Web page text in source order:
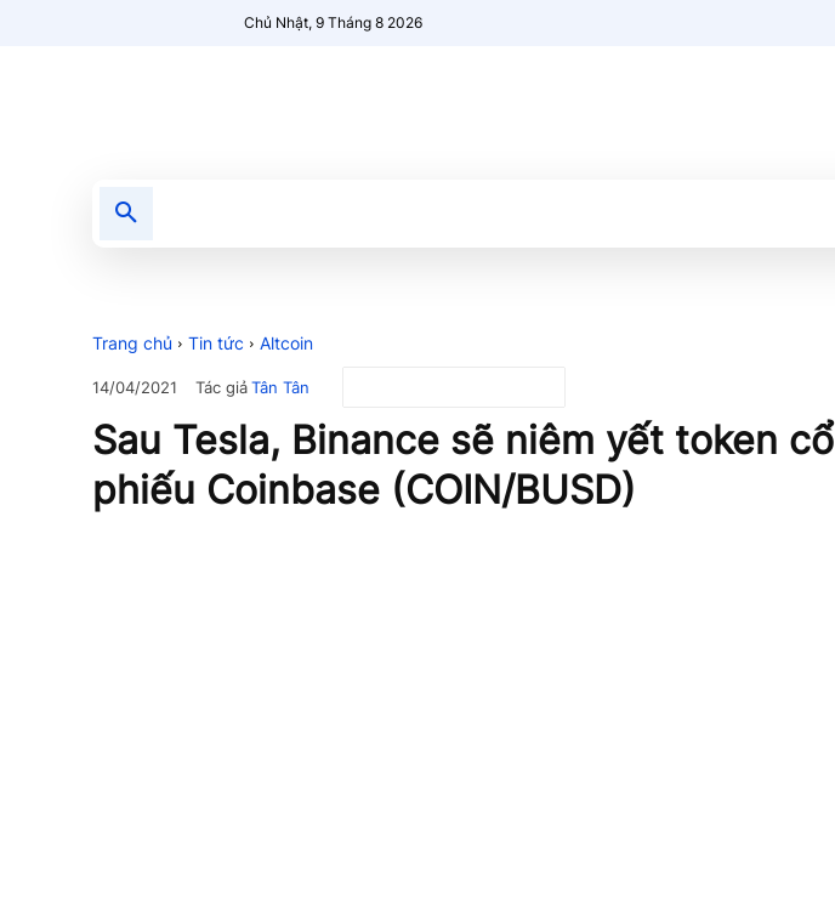
Chủ Nhật, 9 Tháng 8 2026
Trang chủ Tin tức Altcoin
14/04/2021 Tác giảTân Tân
Sau Tesla, Binance sẽ niêm yết token cổ
phiếu Coinbase (COIN/BUSD)